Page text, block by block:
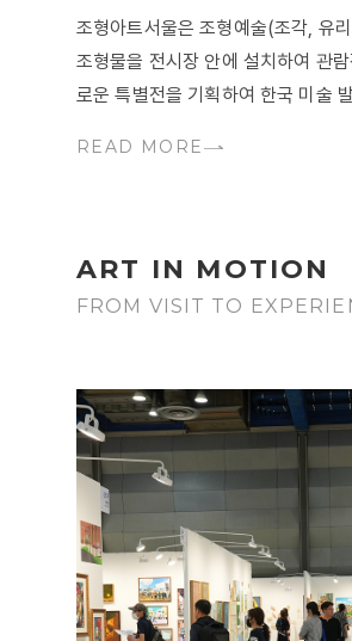
조형아트서울은 조형예술(조각, 유
조형물을 전시장 안에 설치하여 관
로운 특별전을 기획하여 한국 미술
READ MORE
ART IN MOTION
FROM VISIT TO